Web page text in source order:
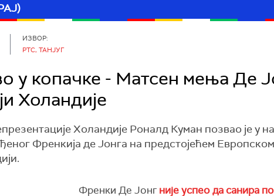
ИЗВОР:
РТС, ТАНЈУГ
у копачке - Матсен мења Де
Холандије
Холандије Роналд Куман позвао је у
Френкија де Јонга на предстојећем
Френки Де Јонг није успео да санира